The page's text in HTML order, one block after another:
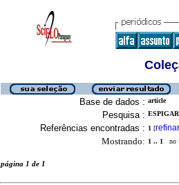
Base de dados : article
Pesquisa :
Referências encontradas : 1 [refinar
Mostrando: 1 .. 1 no
página 1 de 1